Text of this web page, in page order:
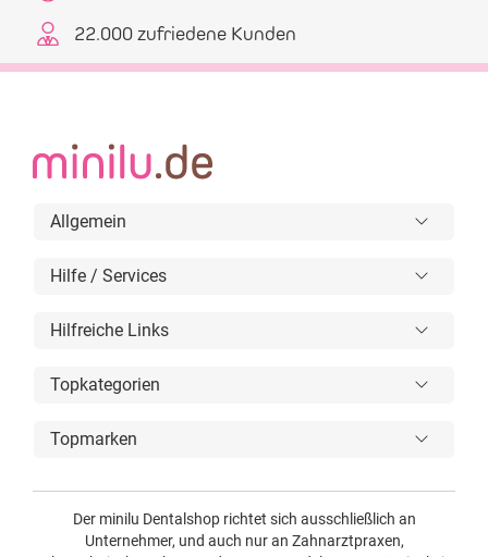
22.000 zufriedene Kunden
Allgemein
Hilfe / Services
Hilfreiche Links
Topkategorien
Topmarken
Der minilu Dentalshop richtet sich ausschließlich an
Unternehmer, und auch nur an Zahnarztpraxen,